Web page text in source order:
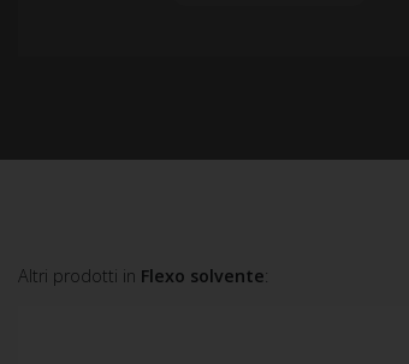
Altri prodotti in Flexo solvente: